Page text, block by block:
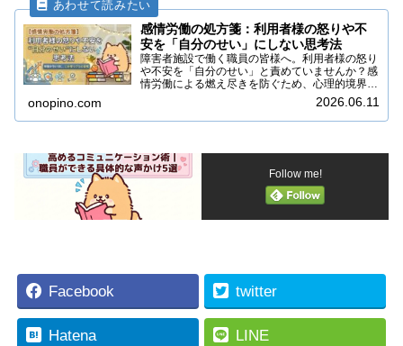
感情労働の処方箋：利用者様の怒りや不
安を「自分のせい」にしない思考法
障害者施設で働く職員の皆様へ。利用者様の怒り
や不安を「自分のせい」と責めていませんか？感
情労働による燃え尽きを防ぐため、心理的境界線
の引き方や「氷山の一角」理論など、自分を守り
ながら専門性を発揮する思考法を解説。心の負担
を軽くする処方箋をお届けします。
onopino.com 2026.06.11
Follow me!
Facebook twitter
Hatena LINE